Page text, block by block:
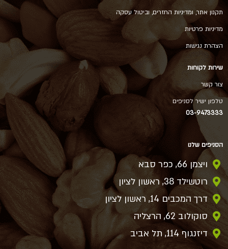
תקנון אתר, ומדיניות החזרים, וביטול עסקה
מדיניות פרטיות
הצהרת נגישות
שירות לקוחות
צור קשר
טלפון ישיר לסניפים
03-9473333
הסניפים שלנו
ויצמן 66, כפר סבא
רוטשילד 38, ראשון לציון
דרך המכבים 14, ראשון לציון
סוקולוב 62, הרצליה
דיזנגוף 114, תל אביב